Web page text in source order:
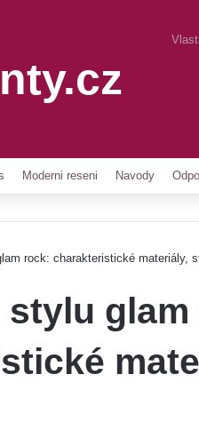
Moderni reseni Navody
rock: charakteristické materiály,
glam